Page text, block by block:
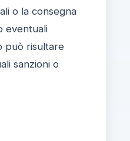
o la consegna
eventuali
può risultare
sanzioni o